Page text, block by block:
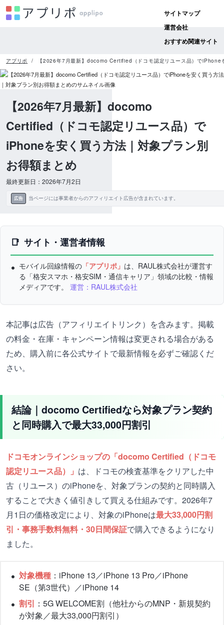
サイトマップ
運営会社
おすすめ関連サイト
アプリポ 【2026年7月最新】docomo Certified（ドコモ認定リユース品）でiPhone
【2026年7月最新】docomo
Certified（ドコモ認定リユース品）で
iPhoneを安く買う方法｜対象プラン別
お得額まとめ
最終更新日：2026年7月2日
広告 当ページには事業者からのアフィリエイト広告が含まれています。
サイト・運営者情報
モバイル回線情報の 「アプリポ」 は、RAUL株式会社が運営す
る「格安スマホ・格安SIM・通信キャリア」領域の比較・情報
メディアです。 運営：RAUL株式会社
本記事は広告（アフィリエイトリンク）を含みます。掲載
の料金・在庫・キャンペーン情報は変更される場合がある
ため、購入前に各公式サイトで最新情報を必ずご確認くだ
さい。
結論｜docomo Certifiedなら対象プラン契約
と同時購入で最大33,000円割引
ドコモオンラインショップの「docomo Certified（ドコモ
認定リユース品）」 は、ドコモの検査基準をクリアした中
古（リユース）のiPhoneを、対象プランの契約と同時購入
することで大きく値引きして買える仕組みです。2026年7
月1日の価格改定により、対象のiPhoneは最大33,000円割
引・事務手数料無料・30日間保証で購入できるようになり
ました。
対象機種 ：iPhone 13／iPhone 13 Pro／iPhone
SE（第3世代）／iPhone 14
割引 ：5G WELCOME割（他社からのMNP・新規契約
が対象／最大33,000円割引）